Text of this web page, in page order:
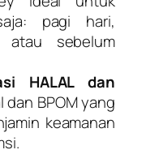
pagi hari,
atau sebelum
HALAL dan
dan BPOM yang
keamanan